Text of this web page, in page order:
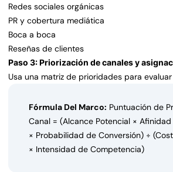
Redes sociales orgánicas
PR y cobertura mediática
Boca a boca
Reseñas de clientes
Paso 3: Priorización de canales y
Usa una matriz de prioridades para
Fórmula Del Marco: Puntuación de
Canal = (Alcance Potencial ×
× Probabilidad de Conversión) ÷
× Intensidad de Competencia)